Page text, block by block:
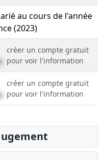
au cours de l'année
(2023)
créer un compte gratuit
pour voir l'information
créer un compte gratuit
pour voir l'information